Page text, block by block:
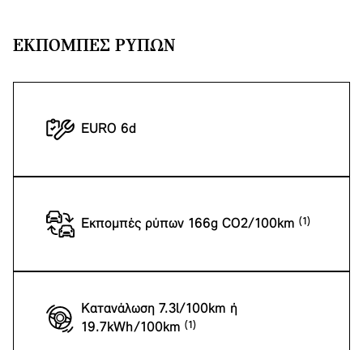
ΕΚΠΟΜΠΈΣ ΡΎΠΩΝ
EURO 6d
Εκπομπές ρύπων 166g CO2/100km
Κατανάλωση 7.3l/100km ή
19.7kWh/100km